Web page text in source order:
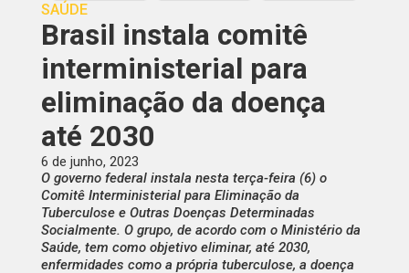
SAÚDE
Brasil instala comitê
interministerial para
eliminação da doença
até 2030
6 de junho, 2023
O governo federal instala nesta terça-feira (6) o
Comitê Interministerial para Eliminação da
Tuberculose e Outras Doenças Determinadas
Socialmente. O grupo, de acordo com o Ministério da
Saúde, tem como objetivo eliminar, até 2030,
enfermidades como a própria tuberculose, a doença